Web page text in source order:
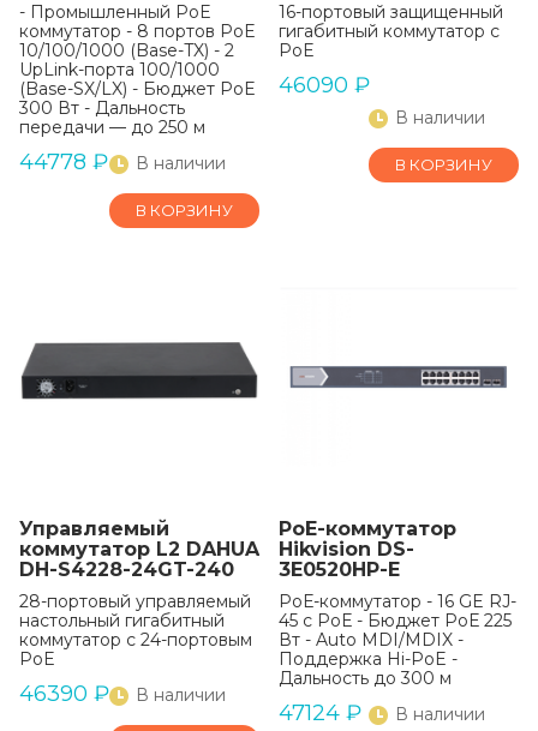
- Промышленный PoE
коммутатор - 8 портов PoE
10/100/1000 (Base-TX) - 2
UpLink-порта 100/1000
(Base-SX/LX) - Бюджет PoE
300 Вт - Дальность
передачи — до 250 м
44778 ₽ В наличии
В КОРЗИНУ
16-портовый защищенный
гигабитный коммутатор с
PoE
46090 ₽
В наличии
В КОРЗИНУ
Управляемый
коммутатор L2 DAHUA
DH-S4228-24GT-240
28-портовый управляемый
настольный гигабитный
коммутатор с 24-портовым
PoE
46390 ₽ В наличии
РоЕ-коммутатор
Hikvision DS-
3E0520HP-E
РоЕ-коммутатор - 16 GE RJ-
45 с РоЕ - Бюджет РоЕ 225
Вт - Auto MDI/MDIX -
Поддержка Hi-PoE -
Дальность до 300 м
47124 ₽ В наличии